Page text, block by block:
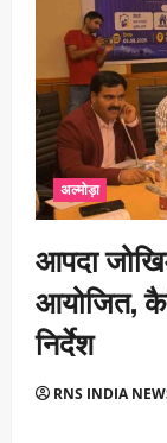
अल्मोड़ा
आपदा
आयोजित,
निर्देश
RNS INDIA